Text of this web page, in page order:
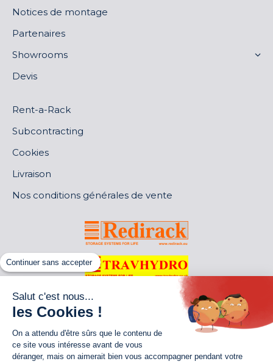
Notices de montage
Partenaires
Showrooms
Devis
Rent-a-Rack
Subcontracting
Cookies
Livraison
Nos conditions générales de vente
Continuer sans accepter
Salut c'est nous...
les Cookies !
On a attendu d'être sûrs que le contenu de
ce site vous intéresse avant de vous
déranger, mais on aimerait bien vous accompagner pendant votre